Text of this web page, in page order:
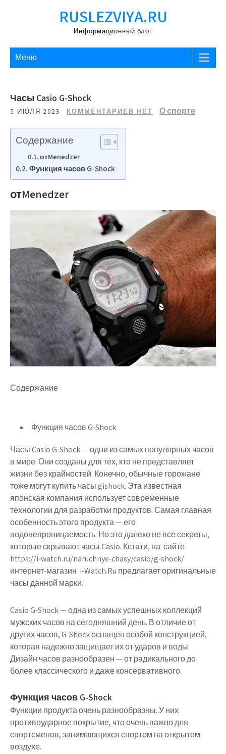
RUSLEZVIYA.RU
Информационный блог
Меню
Часы Casio G-Shock
5 ИЮЛЯ 2023 КОММЕНТАРИЕВ НЕТ О спорте
Содержание
отMenedzer
Функция часов G-Shock
отMenedzer
Содержание
Функция часов G-Shock
Часы Casio G-Shock — одни из самых популярных часов
в мире. Они созданы для тех, кто не представляет
жизни без крайностей. Конечно, обычные горожане
тоже могут купить часы gishock. Эта известная
японская компания использует современные
технологии для разработки продуктов. Самая главная
особенность этого продукта — его
водонепроницаемость. Но это далеко не все секреты,
которые скрывают часы Casio. Кстати, на сайте
https://i-watch.ru/naruchnye-chasy/casio/g-shock/
интернет-магазин i-Watch.Ru предлагает оригинальные
часы данной марки.
Casio G-Shock — одна из самых успешных коллекций
мужских часов на сегодняшний день. В отличие от
других часов, G-Shock оснащен особой конструкцией,
которая надежно защищает их от ударов и воды.
Дизайн часов разнообразен — от радикального до
более классического и даже консервативного.
Функция часов G-Shock
Функции продукта очень разнообразны. У них
противоударное покрытие, что очень важно для
спортсменов, занимающихся спортом на открытом
воздухе.